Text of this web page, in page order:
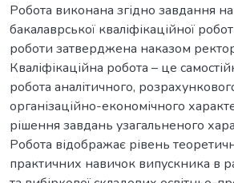
Робота виконана згідно завдання
бакалаврської кваліфікаційної
роботи затверджена наказом
Кваліфікаційна робота – це
робота аналітичного,
організаційно-економічного
рішення завдань узагальненого
Робота відображає рівень
практичних навичок випускника в